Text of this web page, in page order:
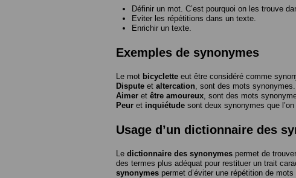
Définir un mot. C’est pourquoi on les trouve
Eviter les répétitions dans un texte.
Enrichir un texte.
Exemples de synonymes
Le mot bicyclette eut être considéré comme
Dispute et altercation , sont des mots synonymes.
Aimer et être amoureux , sont des mots
Peur et inquiétude sont deux synonymes que
Usage d’un dictionnaire des
Le dictionnaire des synonymes permet de
des termes plus adéquat pour restituer un trait
synonymes permet d’éviter une répétition de